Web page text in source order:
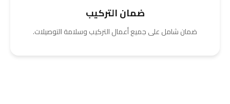
ضمان التركيب
ضمان شامل على جميع أعمال التركيب وسلامة التوصيلات.